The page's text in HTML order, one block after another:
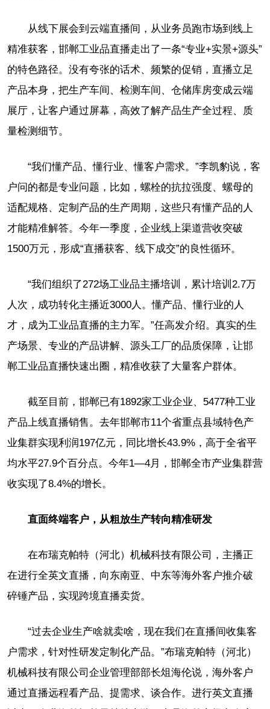
从线下展会到云端直播间，从业务员跑市场到线上
精准获客，邯郸工业品直播走出了一条“专业+实景+源头”
的特色路径。没有夸张的话术、频繁的促销，直播立足
产品本身，把生产车间、检测车间、仓储库房变成云端
展厅，让客户通过屏幕，高效了解产品生产全过程、质
量检测细节。
“我们懂产品、懂行业、懂客户需求。”李凯豹说，客
户问的都是专业问题，比如，螺栓的抗拉强度、螺母的
适配规格、定制产品的生产周期，这些只有懂产品的人
才能精准解答。今年一季度，企业线上渠道营收突破
1500万元，形成“直播获客、线下成交”的良性循环。
“我们组织了272场工业品主播培训，累计培训2.7万
人次，成功转化主播近3000人。懂产品、懂行业的人
才，成为工业品直播的主力军。”任高发介绍。真实的生
产场景、专业的产品讲解、源头工厂的品质保障，让邯
郸工业品直播快速出圈，精准收获了大量客户群体。
截至目前，邯郸已有1892家工业企业、5477种工业
产品上线直播销售。去年邯郸市11个省重点县域特色产
业集群实现利润197亿元，同比增长43.9%，高于全省平
均水平27.9个百分点。今年1—4月，邯郸全市产业集群营
收实现了8.4%的增长。
直面终端客户，从粗放生产转向精准研发
在布瑞克帕特（河北）机械科技有限公司，主播正
在进行全英文直播，向东南亚、中东等海外客户推介破
碎锤产品，实现跨境直播卖货。
“过去企业生产啥就卖啥，现在我们在直播间收集客
户需求，针对性研发定制化产品。”布瑞克帕特（河北）
机械科技有限公司企业管理部部长俎海伦说，海外客户
通过直播远程看产品、提需求、谈合作。进行英文直播